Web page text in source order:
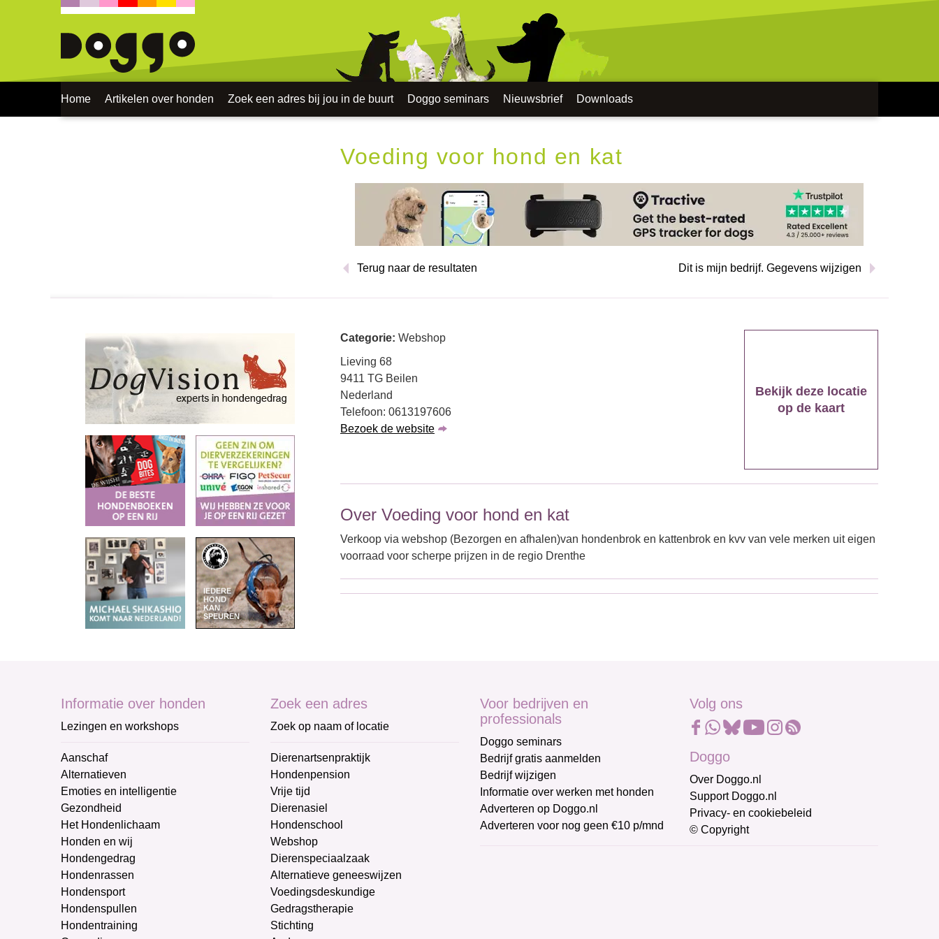
Home Artikelen over honden Zoek een adres bij jou in de buurt Doggo seminars Nieuwsbrief Downloads
Voeding voor hond en kat
Terug naar de resultaten Dit is mijn bedrijf. Gegevens wijzigen
Categorie: Webshop
Lieving 68
9411 TG Beilen
Nederland
Telefoon: 0613197606
Bezoek de website
Bekijk deze locatie
op de kaart
Over Voeding voor hond en kat
Verkoop via webshop (Bezorgen en afhalen)van hondenbrok en kattenbrok en kvv van vele merken uit eigen
voorraad voor scherpe prijzen in de regio Drenthe
Informatie over honden
Lezingen en workshops
Aanschaf
Alternatieven
Emoties en intelligentie
Gezondheid
Het Hondenlichaam
Honden en wij
Hondengedrag
Hondenrassen
Hondensport
Hondenspullen
Hondentraining
Zoek een adres
Zoek op naam of locatie
Dierenartsenpraktijk
Hondenpension
Vrije tijd
Dierenasiel
Hondenschool
Webshop
Dierenspeciaalzaak
Alternatieve geneeswijzen
Voedingsdeskundige
Gedragstherapie
Stichting
Voor bedrijven en
professionals
Doggo seminars
Bedrijf gratis aanmelden
Bedrijf wijzigen
Informatie over werken met honden
Adverteren op Doggo.nl
Adverteren voor nog geen €10 p/mnd
Volg ons
Doggo
Over Doggo.nl
Support Doggo.nl
Privacy- en cookiebeleid
© Copyright